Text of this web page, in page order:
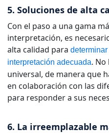
5. Soluciones de alta
Con el paso a una gama
interpretación, es
alta calidad para
interpretación adecuada.
universal, de manera que
en colaboración con las
para responder a sus
6. La irreemplazable